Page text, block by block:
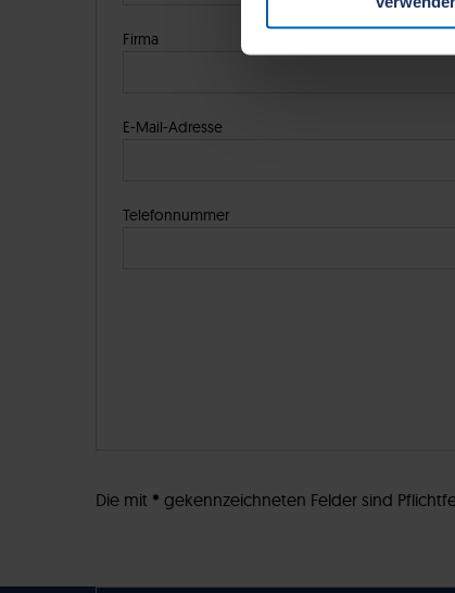
Firma
E-Mail-Adresse
Telefonnummer
Die mit * gekennzeichneten Felder sind